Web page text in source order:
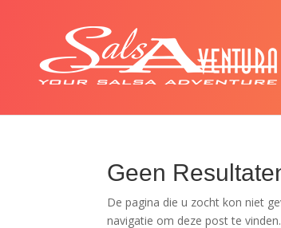
Geen
De pagina die u zocht kon niet
navigatie om deze post te vinden.